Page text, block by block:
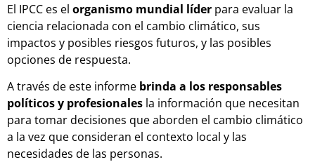
El IPCC es el organismo mundial líder para evaluar la
ciencia relacionada con el cambio climático, sus
impactos y posibles riesgos futuros, y las posibles
opciones de respuesta.
A través de este informe brinda a los responsables
políticos y profesionales la información que necesitan
para tomar decisiones que aborden el cambio climático
a la vez que consideran el contexto local y las
necesidades de las personas.